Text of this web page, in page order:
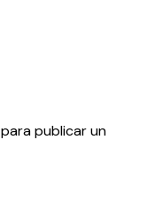
para publicar un